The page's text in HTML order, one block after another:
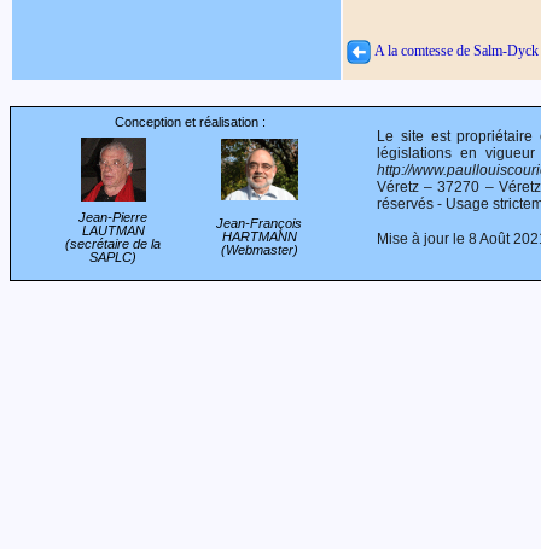
A la comtesse de Salm-Dyck
Conception et réalisation :
Jean-Pierre
LAUTMAN
(secrétaire de la
SAPLC)
Jean-François
HARTMANN
(Webmaster)
Le site est
législations en
http://
Véretz – 37270 –
réservés - Usage
Mise à jour le 8 Août